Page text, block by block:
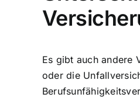
Es gibt auch andere
oder die